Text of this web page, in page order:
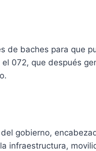
de baches para que
072, que después
gobierno,
infraestructura,